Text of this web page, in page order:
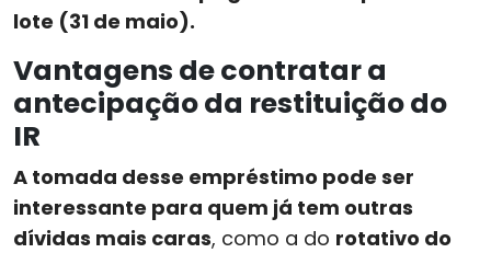
lote (31 de maio).
Vantagens de contratar a
antecipação da restituição do
IR
A tomada desse empréstimo pode ser
interessante para quem já tem outras
dívidas mais caras, como a do rotativo do